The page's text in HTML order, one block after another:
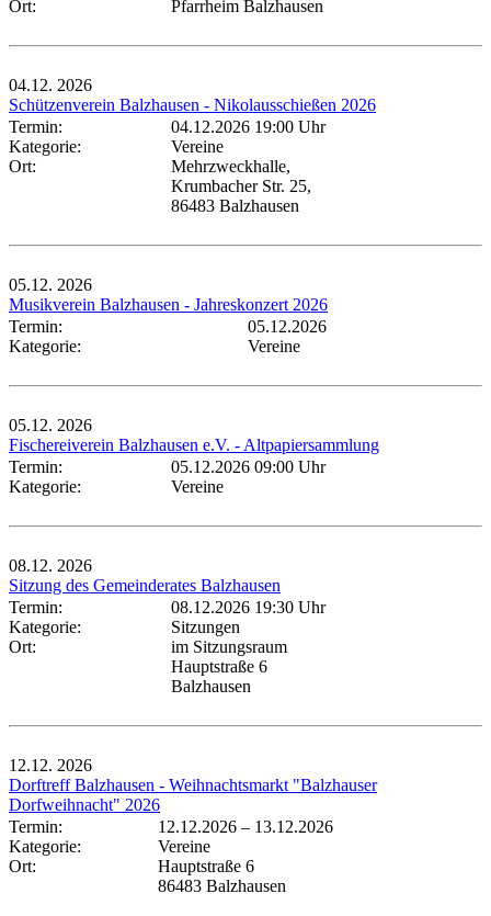
Ort:
Pfarrheim Balzhausen
04.12. 2026
Schützenverein Balzhausen - Nikolausschießen 2026
Termin:
04.12.2026 19:00 Uhr
Kategorie:
Vereine
Ort:
Mehrzweckhalle,
Krumbacher Str. 25,
86483 Balzhausen
05.12. 2026
Musikverein Balzhausen - Jahreskonzert 2026
Termin:
05.12.2026
Kategorie:
Vereine
05.12. 2026
Fischereiverein Balzhausen e.V. - Altpapiersammlung
Termin:
05.12.2026 09:00 Uhr
Kategorie:
Vereine
08.12. 2026
Sitzung des Gemeinderates Balzhausen
Termin:
08.12.2026 19:30 Uhr
Kategorie:
Sitzungen
Ort:
im Sitzungsraum
Hauptstraße 6
Balzhausen
12.12. 2026
Dorftreff Balzhausen - Weihnachtsmarkt "Balzhauser
Dorfweihnacht" 2026
Termin:
12.12.2026 – 13.12.2026
Kategorie:
Vereine
Ort:
Hauptstraße 6
86483 Balzhausen